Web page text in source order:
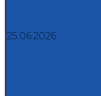
25.06.2026